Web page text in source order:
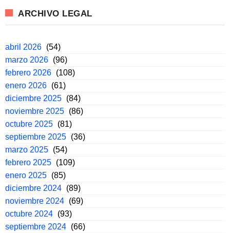
ARCHIVO LEGAL
abril 2026 (54)
marzo 2026 (96)
febrero 2026 (108)
enero 2026 (61)
diciembre 2025 (84)
noviembre 2025 (86)
octubre 2025 (81)
septiembre 2025 (36)
marzo 2025 (54)
febrero 2025 (109)
enero 2025 (85)
diciembre 2024 (89)
noviembre 2024 (69)
octubre 2024 (93)
septiembre 2024 (66)